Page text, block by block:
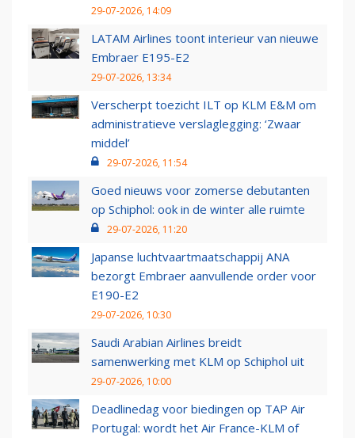
29-07-2026, 14:09
LATAM Airlines toont interieur van nieuwe
Embraer E195-E2
29-07-2026, 13:34
Verscherpt toezicht ILT op KLM E&M om
administratieve verslaglegging: ‘Zwaar
middel’
29-07-2026, 11:54
Goed nieuws voor zomerse debutanten
op Schiphol: ook in de winter alle ruimte
29-07-2026, 11:20
Japanse luchtvaartmaatschappij ANA
bezorgt Embraer aanvullende order voor
E190-E2
29-07-2026, 10:30
Saudi Arabian Airlines breidt
samenwerking met KLM op Schiphol uit
29-07-2026, 10:00
Deadlinedag voor biedingen op TAP Air
Portugal: wordt het Air France-KLM of